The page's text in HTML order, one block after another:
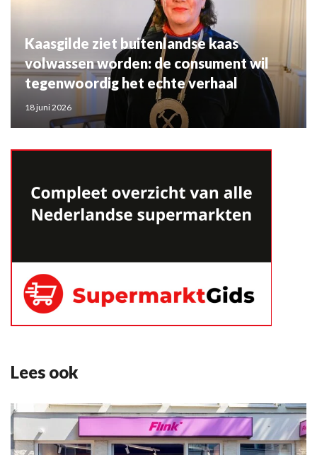
Kaasgilde ziet buitenlandse kaas
volwassen worden: de consument wil
tegenwoordig het echte verhaal
18 juni 2026
Lees ook